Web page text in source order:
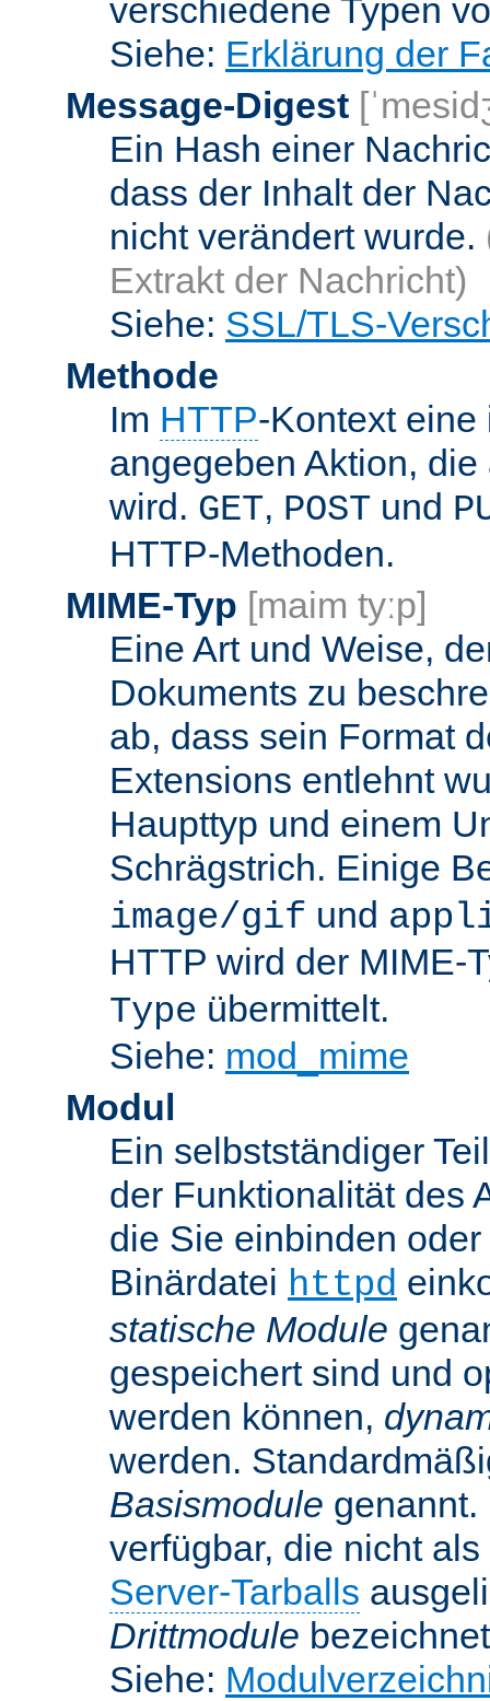
verschiedene Typen
Siehe: Erklärung der
Message-Digest
Ein Hash einer
dass der Inhalt der
nicht verändert wurde.
Extrakt der Nachricht)
Siehe: SSL/TLS-
Methode
Im HTTP-Kontext eine
angegeben Aktion,
wird. GET, POST und
HTTP-Methoden.
MIME-Typ [maim tyːp]
Eine Art und Weise,
Dokuments zu
ab, dass sein Format
Extensions entlehnt
Haupttyp und einem
Schrägstrich. Einige
image/gif und
HTTP wird der MIME-
Type übermittelt.
Siehe: mod_mime
Modul
Ein selbstständiger
der Funktionalität des
die Sie einbinden
Binärdatei httpd
statische Module
gespeichert sind und
werden können,
werden.
Basismodule genannt.
verfügbar, die nicht
Server-Tarballs
Drittmodule
Siehe: